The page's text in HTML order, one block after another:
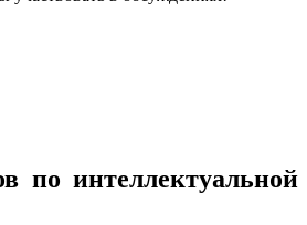
по интеллектуальной